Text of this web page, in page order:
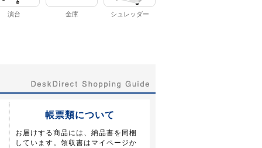
演台 金庫 シュレッダー
帳票類について
お届けする商品には、納品書を同梱
しています。領収書はマイページか